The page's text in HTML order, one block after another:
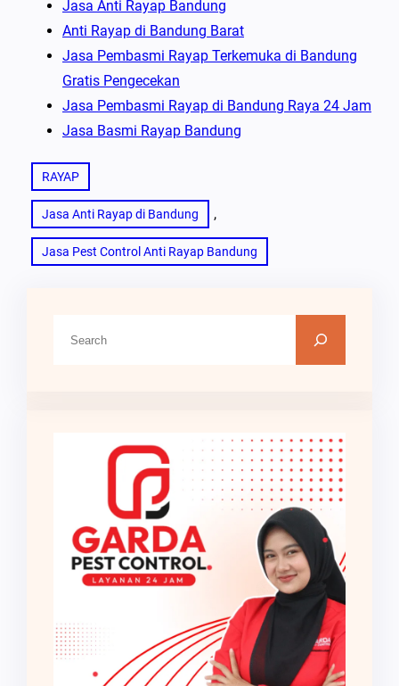
Jasa Anti Rayap Bandung
Anti Rayap di Bandung Barat
Jasa Pembasmi Rayap Terkemuka di Bandung
Gratis Pengecekan
Jasa Pembasmi Rayap di Bandung Raya 24 Jam
Jasa Basmi Rayap Bandung
RAYAP
Jasa Anti Rayap di Bandung ,
Jasa Pest Control Anti Rayap Bandung